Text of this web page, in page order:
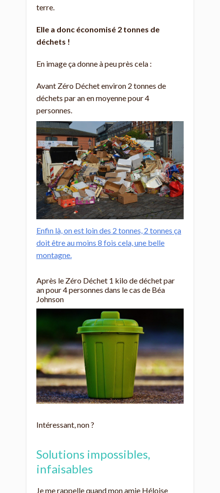
terre.
Elle a donc économisé 2 tonnes de
déchets !
En image ça donne à peu près cela :
Avant Zéro Déchet environ 2 tonnes de
déchets par an en moyenne pour 4
personnes.
Enfin là, on est loin des 2 tonnes, 2 tonnes ça
doit être au moins 8 fois cela, une belle
montagne.
Après le Zéro Déchet 1 kilo de déchet par
an pour 4 personnes dans le cas de Béa
Johnson
Intéressant, non ?
Solutions impossibles,
infaisables
Je me rappelle quand mon amie Héloise